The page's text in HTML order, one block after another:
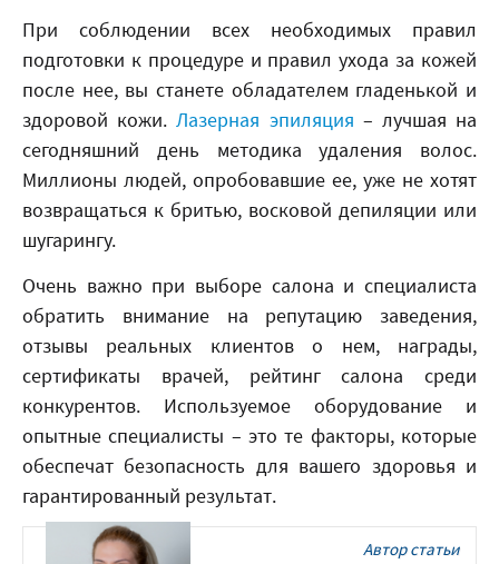
При соблюдении всех необходимых правил
подготовки к процедуре и правил ухода за кожей
после нее, вы станете обладателем гладенькой и
здоровой кожи.Лазерная эпиляция – лучшая на
сегодняшний день методика удаления волос.
Миллионы людей, опробовавшие ее, уже не хотят
возвращаться к бритью, восковой депиляции или
шугарингу.
Очень важно при выборе салона и специалиста
обратить внимание на репутацию заведения,
отзывы реальных клиентов о нем, награды,
сертификаты врачей, рейтинг салона среди
конкурентов. Используемое оборудование и
опытные специалисты – это те факторы, которые
обеспечат безопасность для вашего здоровья и
гарантированный результат.
Автор статьи